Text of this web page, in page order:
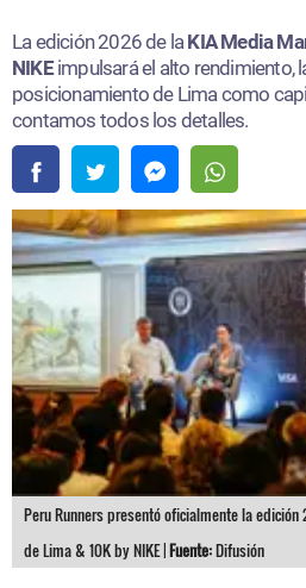
La edición 2026 de la KIA Media
NIKEimpulsará el alto rendimiento,
posicionamiento de Lima como
contamos todos los detalles.
Peru Runners presentó oficialmente la edición
de Lima & 10K by NIKE |Fuente:Difusión